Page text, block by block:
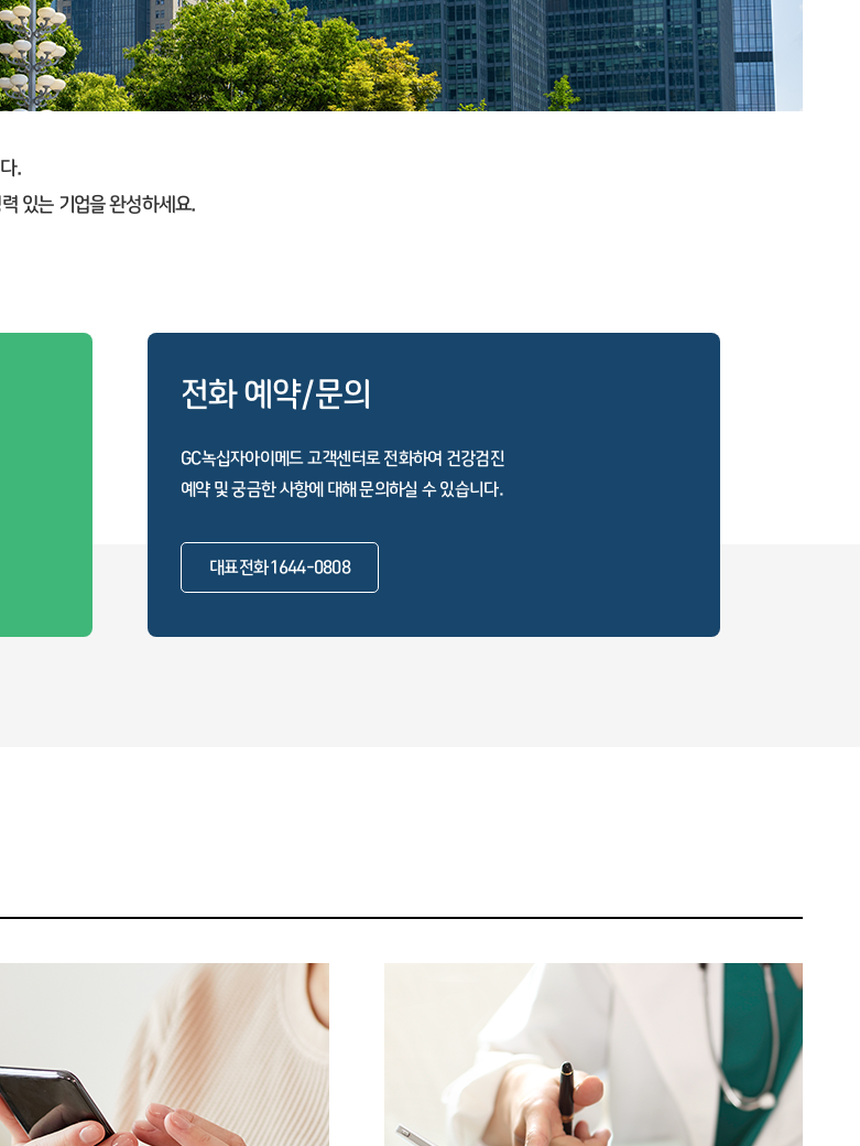
.
있는 기업을 완성하세요.
전화 예약/문의
GC녹십자아이메드 고객센터로 전화하여 건강검진
예약 및 궁금한 사항에 대해 문의하실 수 있습니다.
대표전화 1644-0808